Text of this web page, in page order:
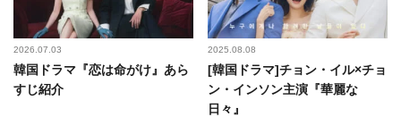
2026.07.03
韓国ドラマ『恋は命がけ』あら
すじ紹介
2025.08.08
[韓国ドラマ]チョン・イル×チョ
ン・インソン主演『華麗な
日々』